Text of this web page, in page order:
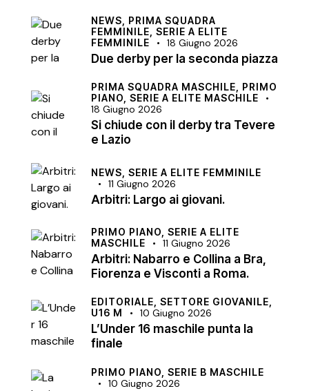
NEWS, PRIMA SQUADRA
FEMMINILE, SERIE A ELITE
FEMMINILE
18 Giugno 2026
Due derby per la seconda piazza
PRIMA SQUADRA MASCHILE, PRIMO
PIANO, SERIE A ELITE MASCHILE
18 Giugno 2026
Si chiude con il derby tra Tevere
e Lazio
NEWS, SERIE A ELITE FEMMINILE
11 Giugno 2026
Arbitri: Largo ai giovani.
PRIMO PIANO, SERIE A ELITE
MASCHILE
11 Giugno 2026
Arbitri: Nabarro e Collina a Bra,
Fiorenza e Visconti a Roma.
EDITORIALE, SETTORE GIOVANILE,
U16 M
10 Giugno 2026
L’Under 16 maschile punta la
finale
PRIMO PIANO, SERIE B MASCHILE
10 Giugno 2026